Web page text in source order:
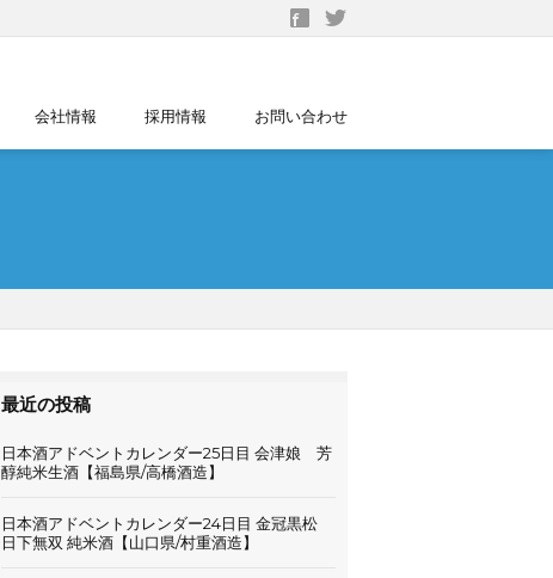
会社情報 採用情報 お問い合わせ
最近の投稿
日本酒アドベントカレンダー25日目 会津娘 芳
醇純米生酒【福島県/高橋酒造】
日本酒アドベントカレンダー24日目 金冠黒松
日下無双 純米酒【山口県/村重酒造】